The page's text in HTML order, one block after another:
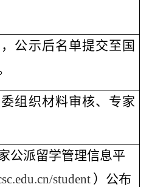
公示后名单提交至国
组织材料审核、专家
公派留学管理信息平
student ）公布